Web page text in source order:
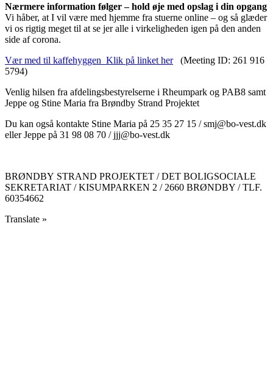
Nærmere information følger – hold øje med opslag i din opgang
Vi håber, at I vil være med hjemme fra stuerne online – og så glæder
vi os rigtig meget til at se jer alle i virkeligheden igen på den anden
side af corona.
Vær med til kaffehyggen Klik på linket her(Meeting ID: 261 916
5794)
Venlig hilsen fra afdelingsbestyrelserne i Rheumpark og PAB8 samt
Jeppe og Stine Maria fra Brøndby Strand Projektet
Du kan også kontakte Stine Maria på 25 35 27 15 / smj@bo-vest.dk
eller Jeppe på 31 98 08 70 / jjj@bo-vest.dk
BRØNDBY STRAND PROJEKTET / DET BOLIGSOCIALE
SEKRETARIAT / KISUMPARKEN 2 / 2660 BRØNDBY / TLF.
60354662
Translate »